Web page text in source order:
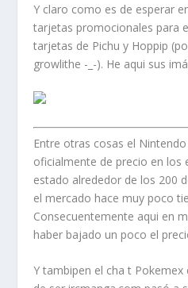
Y claro como es de esperar
tarjetas promocionales para
tarjetas de Pichu y Hoppip
growlithe -_-). He aqui sus
Entre otras cosas el
oficialmente de precio en los
estado alrededor de los 200
el mercado hace muy poco
Consecuentemente aqui en
haber bajado un poco el
Y tambipen el cha t